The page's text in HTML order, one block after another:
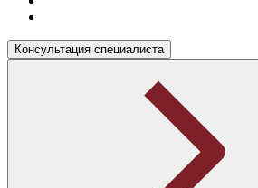
Консультация специалиста